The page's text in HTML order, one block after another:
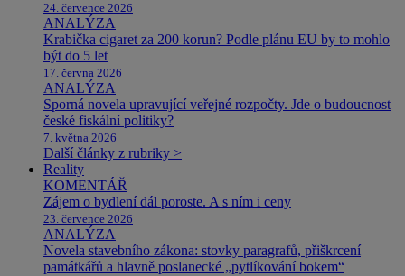
24. července 2026
ANALÝZA
Krabička cigaret za 200 korun? Podle plánu EU by to mohlo
být do 5 let
17. června 2026
ANALÝZA
Sporná novela upravující veřejné rozpočty. Jde o budoucnost
české fiskální politiky?
7. května 2026
Další články z rubriky >
Reality
KOMENTÁŘ
Zájem o bydlení dál poroste. A s ním i ceny
23. července 2026
ANALÝZA
Novela stavebního zákona: stovky paragrafů, přiškrcení
památkářů a hlavně poslanecké „pytlíkování bokem“